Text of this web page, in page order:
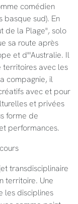
comédien
basque sud). En
de la Plage", solo
sa route après
et d"'Australie. Il
avec les
compagnie, il
avec et pour
et privées
forme de
performances.
transdisciplinaire
territoire. Une
les disciplines